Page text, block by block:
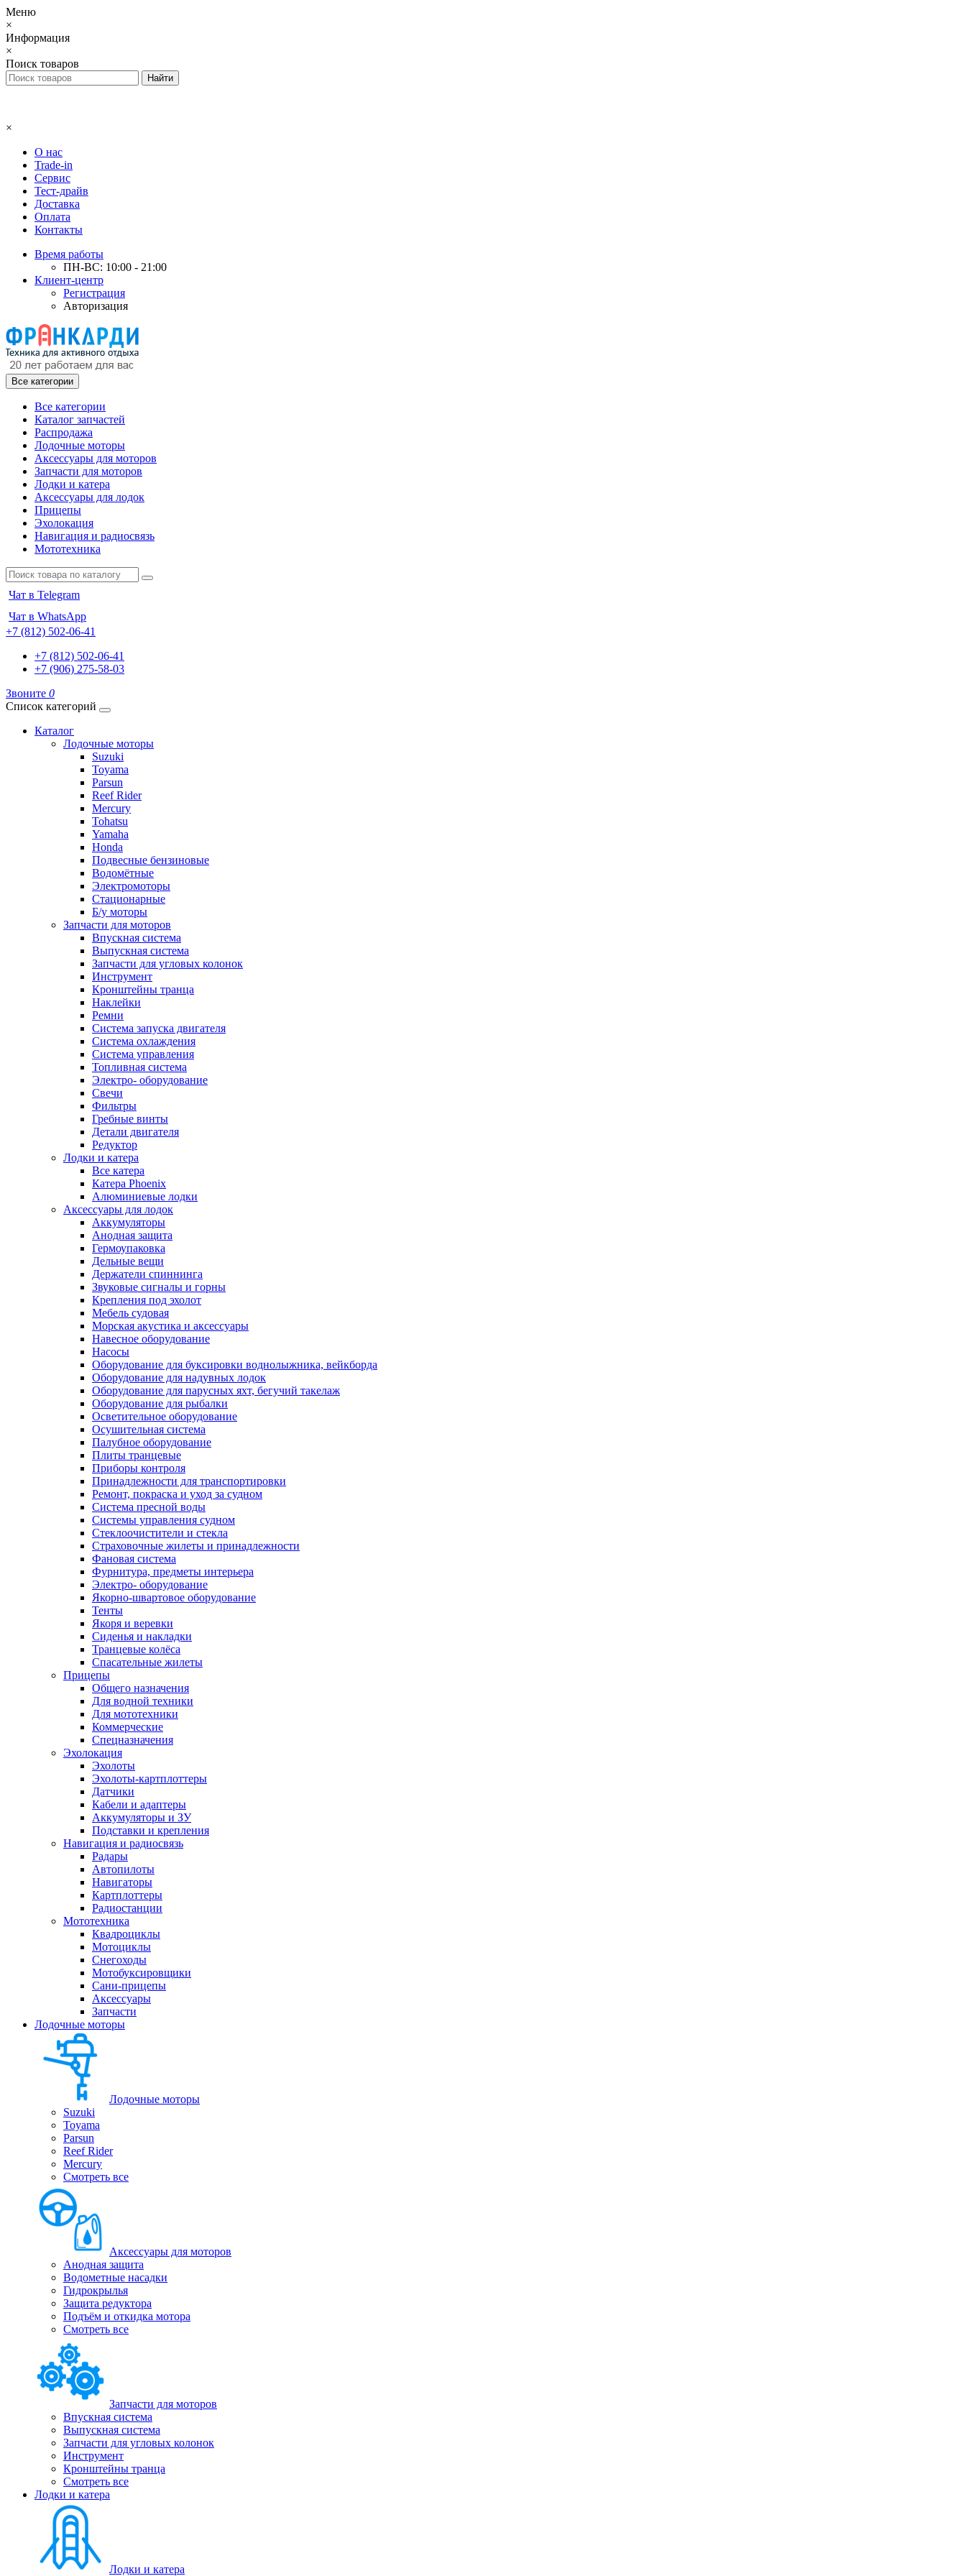
Меню
×
Информация
×
Поиск товаров
×
О нас
Trade-in
Сервис
Тест-драйв
Доставка
Оплата
Контакты
Время работы
ПН-ВС: 10:00 - 21:00
Клиент-центр
Регистрация
Авторизация
Все категории
Все категории
Каталог запчастей
Распродажа
Лодочные моторы
Аксессуары для моторов
Запчасти для моторов
Лодки и катера
Аксессуары для лодок
Прицепы
Эхолокация
Навигация и радиосвязь
Мототехника
Чат в Telegram
Чат в WhatsApp
+7 (812) 502-06-41
+7 (812) 502-06-41
+7 (906) 275-58-03
Звоните 0
Список категорий
Каталог
Лодочные моторы
Suzuki
Toyama
Parsun
Reef Rider
Mercury
Tohatsu
Yamaha
Honda
Подвесные бензиновые
Водомётные
Электромоторы
Стационарные
Б/у моторы
Запчасти для моторов
Впускная система
Выпускная система
Запчасти для угловых колонок
Инструмент
Кронштейны транца
Наклейки
Ремни
Система запуска двигателя
Система охлаждения
Система управления
Топливная система
Электро- оборудование
Свечи
Фильтры
Гребные винты
Детали двигателя
Редуктор
Лодки и катера
Все катера
Катера Phoenix
Алюминиевые лодки
Аксессуары для лодок
Аккумуляторы
Анодная защита
Гермоупаковка
Дельные вещи
Держатели спиннинга
Звуковые сигналы и горны
Крепления под эхолот
Мебель судовая
Морская акустика и аксессуары
Навесное оборудование
Насосы
Оборудование для буксировки воднолыжника, вейкборда
Оборудование для надувных лодок
Оборудование для парусных яхт, бегучий такелаж
Оборудование для рыбалки
Осветительное оборудование
Осушительная система
Палубное оборудование
Плиты транцевые
Приборы контроля
Принадлежности для транспортировки
Ремонт, покраска и уход за судном
Система пресной воды
Системы управления судном
Стеклоочистители и стекла
Страховочные жилеты и принадлежности
Фановая система
Фурнитура, предметы интерьера
Электро- оборудование
Якорно-швартовое оборудование
Тенты
Якоря и веревки
Сиденья и накладки
Транцевые колёса
Спасательные жилеты
Прицепы
Общего назначения
Для водной техники
Для мототехники
Коммерческие
Спецназначения
Эхолокация
Эхолоты
Эхолоты-картплоттеры
Датчики
Кабели и адаптеры
Аккумуляторы и ЗУ
Подставки и крепления
Навигация и радиосвязь
Радары
Автопилоты
Навигаторы
Картплоттеры
Радиостанции
Мототехника
Квадроциклы
Мотоциклы
Снегоходы
Мотобуксировщики
Сани-прицепы
Аксессуары
Запчасти
Лодочные моторы
Лодочные моторы
Suzuki
Toyama
Parsun
Reef Rider
Mercury
Смотреть все
Аксессуары для моторов
Анодная защита
Водометные насадки
Гидрокрылья
Защита редуктора
Подъём и откидка мотора
Смотреть все
Запчасти для моторов
Впускная система
Выпускная система
Запчасти для угловых колонок
Инструмент
Кронштейны транца
Смотреть все
Лодки и катера
Лодки и катера